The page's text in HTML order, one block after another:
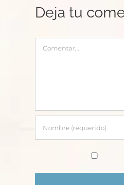
Deja tu
Comentar